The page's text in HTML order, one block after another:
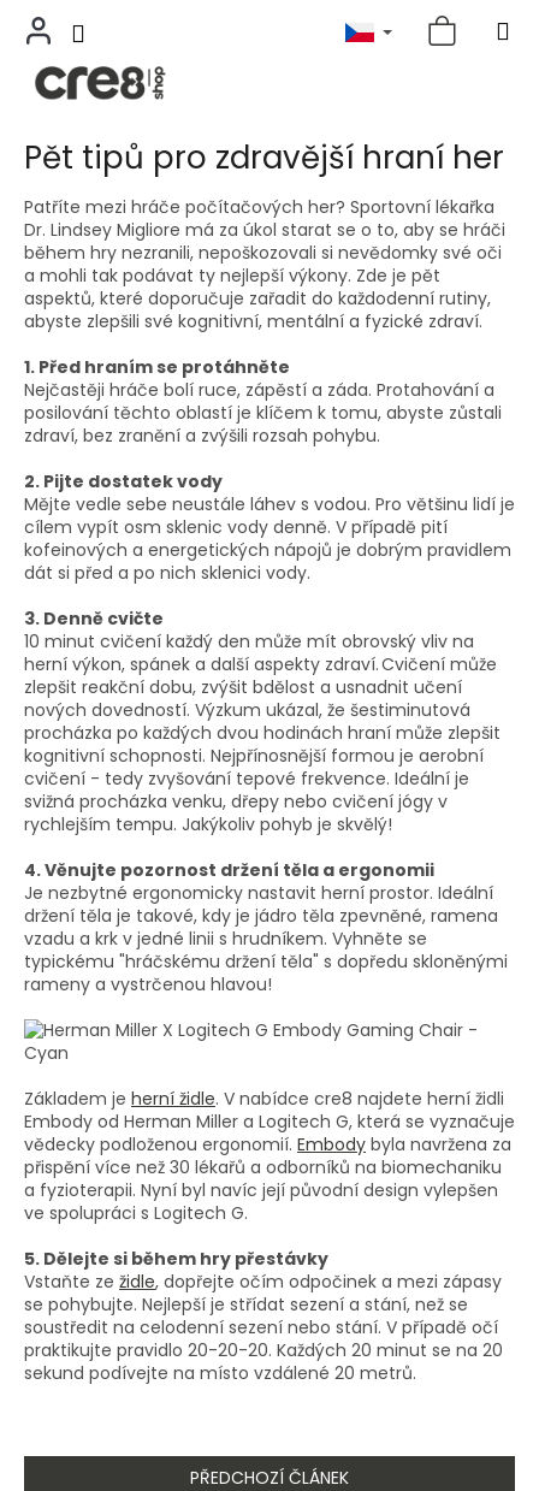
obsahPět tipů pro zdravější hraní her
Patříte mezi hráče počítačových her? Sportovní lékařka
Dr. Lindsey Migliore má za úkol starat se o to, aby se hráči
během hry nezranili, nepoškozovali si nevědomky své oči
a mohli tak podávat ty nejlepší výkony. Zde je pět
aspektů, které doporučuje zařadit do každodenní rutiny,
abyste zlepšili své kognitivní, mentální a fyzické zdraví.
1. Před hraním se protáhněte
Nejčastěji hráče bolí ruce, zápěstí a záda. Protahování a
posilování těchto oblastí je klíčem k tomu, abyste zůstali
zdraví, bez zranění a zvýšili rozsah pohybu.
2. Pijte dostatek vody
Mějte vedle sebe neustále láhev s vodou. Pro většinu lidí je
cílem vypít osm sklenic vody denně. V případě pití
kofeinových a energetických nápojů je dobrým pravidlem
dát si před a po nich sklenici vody.
3. Denně cvičte
10 minut cvičení každý den může mít obrovský vliv na
herní výkon, spánek a další aspekty zdraví.Cvičení může
zlepšit reakční dobu, zvýšit bdělost a usnadnit učení
nových dovedností. Výzkum ukázal, že šestiminutová
procházka po každých dvou hodinách hraní může zlepšit
kognitivní schopnosti. Nejpřínosnější formou je aerobní
cvičení - tedy zvyšování tepové frekvence. Ideální je
svižná procházka venku, dřepy nebo cvičení jógy v
rychlejším tempu. Jakýkoliv pohyb je skvělý!
4. Věnujte pozornost držení těla a ergonomii
Je nezbytné ergonomicky nastavit herní prostor. Ideální
držení těla je takové, kdy je jádro těla zpevněné, ramena
vzadu a krk v jedné linii s hrudníkem. Vyhněte se
typickému "hráčskému držení těla" s dopředu skloněnými
rameny a vystrčenou hlavou!
Základem je herní židle. V nabídce cre8 najdete herní židli
Embody od Herman Miller a Logitech G, která se vyznačuje
vědecky podloženou ergonomií. Embody byla navržena za
přispění více než 30 lékařů a odborníků na biomechaniku
a fyzioterapii. Nyní byl navíc její původní design vylepšen
ve spolupráci s Logitech G.
5. Dělejte si během hry přestávky
Vstaňte ze židle, dopřejte očím odpočinek a mezi zápasy
se pohybujte. Nejlepší je střídat sezení a stání, než se
soustředit na celodenní sezení nebo stání. V případě očí
praktikujte pravidlo 20-20-20. Každých 20 minut se na 20
sekund podívejte na místo vzdálené 20 metrů.
PŘEDCHOZÍ ČLÁNEK